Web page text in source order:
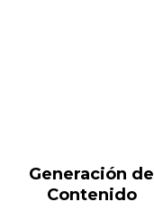
Generación de
Contenido